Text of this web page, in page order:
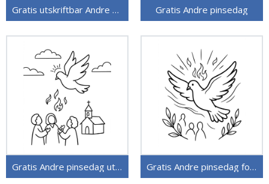
Gratis utskriftbar Andre pinsedag Gratis Andre pinsedag
Gratis Andre pinsedag utskriftbar Gratis Andre pinsedag for barn